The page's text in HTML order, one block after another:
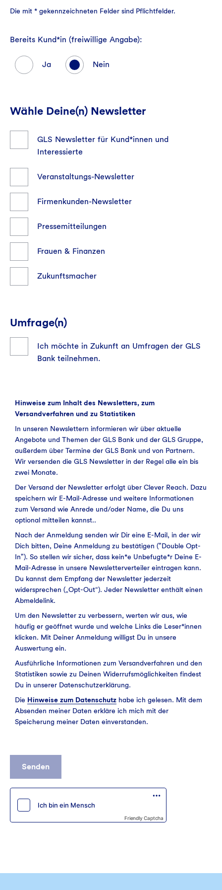
Die mit * gekennzeichneten Felder sind Pflichtfelder.
Bereits Kund*in (freiwillige Angabe):
Ja Nein
Wähle Deine(n) Newsletter
GLS Newsletter für Kund*innen und
Interessierte
Veranstaltungs-Newsletter
Firmenkunden-Newsletter
Pressemitteilungen
Frauen & Finanzen
Zukunftsmacher
Umfrage(n)
Ich möchte in Zukunft an Umfragen der GLS
Bank teilnehmen.
Hinweise zum Inhalt des Newsletters, zum
Versandverfahren und zu Statistiken
In unseren Newslettern informieren wir über aktuelle
Angebote und Themen der GLS Bank und der GLS Gruppe,
außerdem über Termine der GLS Bank und von Partnern.
Wir versenden die GLS Newsletter in der Regel alle ein bis
zwei Monate.
Der Versand der Newsletter erfolgt über Clever Reach. Dazu
speichern wir E-Mail-Adresse und weitere Informationen
zum Versand wie Anrede und/oder Name, die Du uns
optional mitteilen kannst..
Nach der Anmeldung senden wir Dir eine E-Mail, in der wir
Dich bitten, Deine Anmeldung zu bestätigen ("Double Opt-
In"). So stellen wir sicher, dass kein*e Unbefugte*r Deine E-
Mail-Adresse in unsere Newsletterverteiler eintragen kann.
Du kannst dem Empfang der Newsletter jederzeit
widersprechen („Opt-Out“). Jeder Newsletter enthält einen
Abmeldelink.
Um den Newsletter zu verbessern, werten wir aus, wie
häufig er geöffnet wurde und welche Links die Leser*innen
klicken. Mit Deiner Anmeldung willigst Du in unsere
Auswertung ein.
Ausführliche Informationen zum Versandverfahren und den
Statistiken sowie zu Deinen Widerrufsmöglichkeiten findest
Du in unserer Datenschutzerklärung.
Die Hinweise zum Datenschutz habe ich gelesen. Mit dem
Absenden meiner Daten erkläre ich mich mit der
Speicherung meiner Daten einverstanden.
Senden
Friendly Captcha